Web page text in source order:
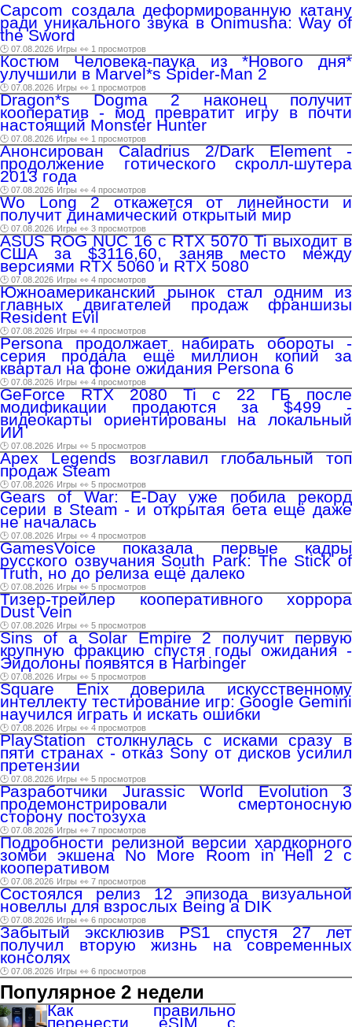
Capcom создала деформированную катану
ради уникального звука в Onimusha: Way of
the Sword
🕑 07.08.2026 Игры 👀 1 просмотров
Костюм Человека-паука из *Нового дня*
улучшили в Marvel*s Spider-Man 2
🕑 07.08.2026 Игры 👀 1 просмотров
Dragon*s Dogma 2 наконец получит
кооператив - мод превратит игру в почти
настоящий Monster Hunter
🕑 07.08.2026 Игры 👀 1 просмотров
Анонсирован Caladrius 2/Dark Element -
продолжение готического скролл-шутера
2013 года
🕑 07.08.2026 Игры 👀 4 просмотров
Wo Long 2 откажется от линейности и
получит динамический открытый мир
🕑 07.08.2026 Игры 👀 3 просмотров
ASUS ROG NUC 16 с RTX 5070 Ti выходит в
США за $3116,60, заняв место между
версиями RTX 5060 и RTX 5080
🕑 07.08.2026 Игры 👀 4 просмотров
Южноамериканский рынок стал одним из
главных двигателей продаж франшизы
Resident Evil
🕑 07.08.2026 Игры 👀 4 просмотров
Persona продолжает набирать обороты -
серия продала ещё миллион копий за
квартал на фоне ожидания Persona 6
🕑 07.08.2026 Игры 👀 4 просмотров
GeForce RTX 2080 Ti с 22 ГБ после
модификации продаются за $499 -
видеокарты ориентированы на локальный
ИИ
🕑 07.08.2026 Игры 👀 5 просмотров
Apex Legends возглавил глобальный топ
продаж Steam
🕑 07.08.2026 Игры 👀 5 просмотров
Gears of War: E-Day уже побила рекорд
серии в Steam - и открытая бета ещё даже
не началась
🕑 07.08.2026 Игры 👀 4 просмотров
GamesVoice показала первые кадры
русского озвучания South Park: The Stick of
Truth, но до релиза ещё далеко
🕑 07.08.2026 Игры 👀 5 просмотров
Тизер-трейлер кооперативного хоррора
Dust Vein
🕑 07.08.2026 Игры 👀 5 просмотров
Sins of a Solar Empire 2 получит первую
крупную фракцию спустя годы ожидания -
Эйдолоны появятся в Harbinger
🕑 07.08.2026 Игры 👀 5 просмотров
Square Enix доверила искусственному
интеллекту тестирование игр: Google Gemini
научился играть и искать ошибки
🕑 07.08.2026 Игры 👀 4 просмотров
PlayStation столкнулась с исками сразу в
пяти странах - отказ Sony от дисков усилил
претензии
🕑 07.08.2026 Игры 👀 5 просмотров
Разработчики Jurassic World Evolution 3
продемонстрировали смертоносную
сторону постозуха
🕑 07.08.2026 Игры 👀 7 просмотров
Подробности релизной версии хардкорного
зомби экшена No More Room in Hell 2 с
кооперативом
🕑 07.08.2026 Игры 👀 7 просмотров
Состоялся релиз 12 эпизода визуальной
новеллы для взрослых Being a DIK
🕑 07.08.2026 Игры 👀 6 просмотров
Забытый эксклюзив PS1 спустя 27 лет
получил вторую жизнь на современных
консолях
🕑 07.08.2026 Игры 👀 6 просмотров
Популярное 2 недели
Как правильно
перенести eSIM с